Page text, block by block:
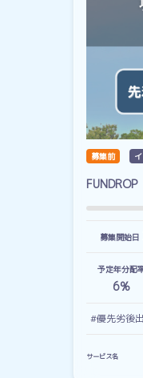
募集前
募集開始日
予定年分配
6%
#優先劣後
サービス名